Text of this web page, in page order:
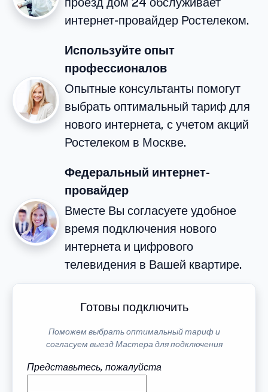
интернет-провайдер Ростелеком.
Используйте опыт
профессионалов
Опытные консультанты помогут
выбрать оптимальный тариф для
нового интернета, с учетом акций
Ростелеком в Москве.
Федеральный интернет-
провайдер
Вместе Вы согласуете удобное
время подключения нового
интернета и цифрового
телевидения в Вашей квартире.
Готовы подключить
Поможем выбрать оптимальный тариф и
согласуем выезд Мастера для подключения
Представьтесь, пожалуйста